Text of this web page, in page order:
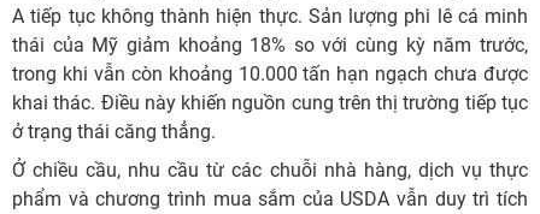
A tiếp tục không thành hiện thực. Sản lượng phi lê cá minh
thái của Mỹ giảm khoảng 18% so với cùng kỳ năm trước,
trong khi vẫn còn khoảng 10.000 tấn hạn ngạch chưa được
khai thác. Điều này khiến nguồn cung trên thị trường tiếp tục
ở trạng thái căng thẳng.
Ở chiều cầu, nhu cầu từ các chuỗi nhà hàng, dịch vụ thực
phẩm và chương trình mua sắm của USDA vẫn duy trì tích